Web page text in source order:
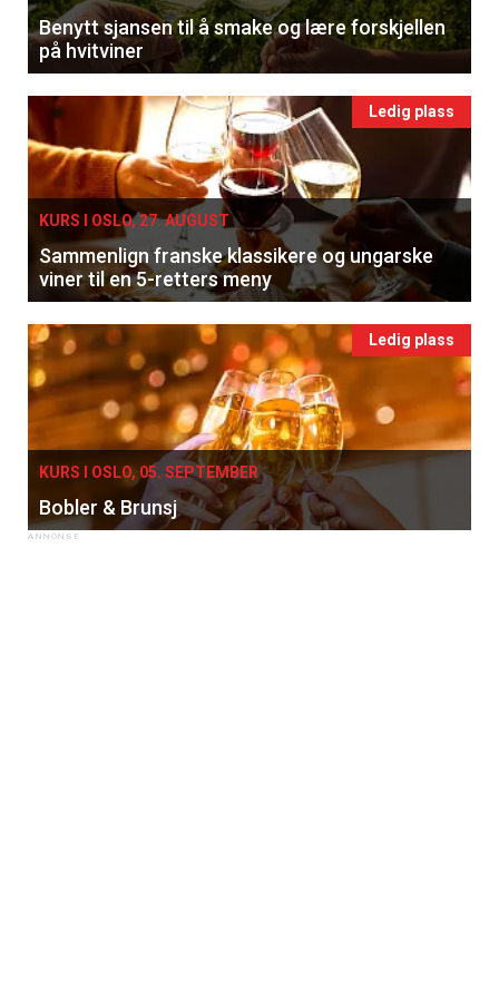
Benytt sjansen til å smake og lære forskjellen
på hvitviner
Ledig plass
KURS I OSLO, 27. AUGUST
Sammenlign franske klassikere og ungarske
viner til en 5-retters meny
Ledig plass
KURS I OSLO, 05. SEPTEMBER
Bobler & Brunsj